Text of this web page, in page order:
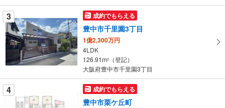
に
保
存
す
る
3 成約でもらえる
豊中市千里園3丁目
1億2,300万円
4LDK
126.91m2
（登記）
大阪府豊中市千里園3丁目
4 成約でもらえる
豊中市栗ケ丘町